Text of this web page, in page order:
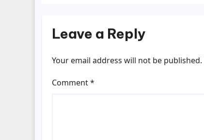
Leave a Reply
Your email address will not be published.
Comment*